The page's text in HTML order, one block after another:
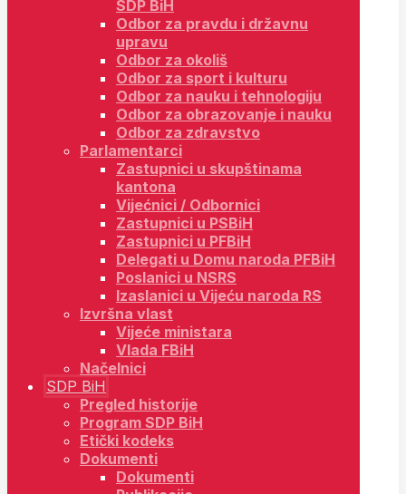
SDP BiH
Odbor za pravdu i državnu
upravu
Odbor za okoliš
Odbor za sport i kulturu
Odbor za nauku i tehnologiju
Odbor za obrazovanje i nauku
Odbor za zdravstvo
Parlamentarci
Zastupnici u skupštinama
kantona
Vijećnici / Odbornici
Zastupnici u PSBiH
Zastupnici u PFBiH
Delegati u Domu naroda PFBiH
Poslanici u NSRS
Izaslanici u Vijeću naroda RS
Izvršna vlast
Vijeće ministara
Vlada FBiH
Načelnici
SDP BiH
Pregled historije
Program SDP BiH
Etički kodeks
Dokumenti
Dokumenti